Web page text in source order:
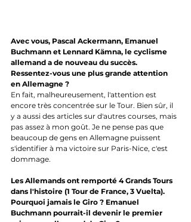
Avec vous, Pascal Ackermann, Emanuel
Buchmann et Lennard Kämna, le cyclisme
allemand a de nouveau du succès.
Ressentez-vous une plus grande attention
en Allemagne ?
En fait, malheureusement, l'attention est
encore très concentrée sur le Tour. Bien sûr, il
y a aussi des articles sur d'autres courses, mais
pas assez à mon goût. Je ne pense pas que
beaucoup de gens en Allemagne puissent
s'identifier à ma victoire sur Paris-Nice, c'est
dommage.
Les Allemands ont remporté 4 Grands Tours
dans l'histoire (1 Tour de France, 3 Vuelta).
Pourquoi jamais le Giro ? Emanuel
Buchmann pourrait-il devenir le premier